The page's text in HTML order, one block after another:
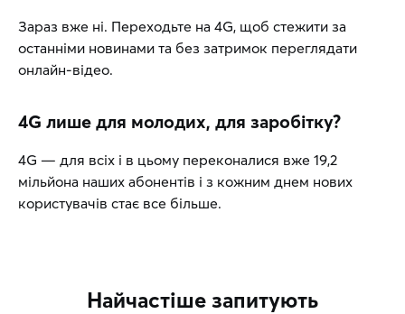
Зараз вже ні. Переходьте на 4G, щоб стежити за
останніми новинами та без затримок переглядати
онлайн-відео.
4G лише для молодих, для заробітку?
4G — для всіх і в цьому переконалися вже 19,2
мільйона наших абонентів і з кожним днем нових
користувачів стає все більше.
Найчастіше запитують